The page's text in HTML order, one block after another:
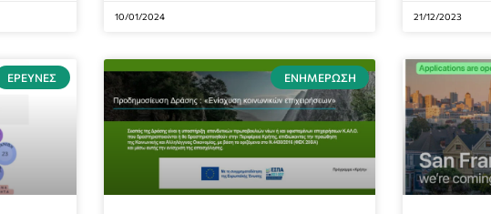
10/01/2024 21/12/2023
ΈΡΕΥΝΕΣ ΕΝΗΜΈΡΩΣΗ